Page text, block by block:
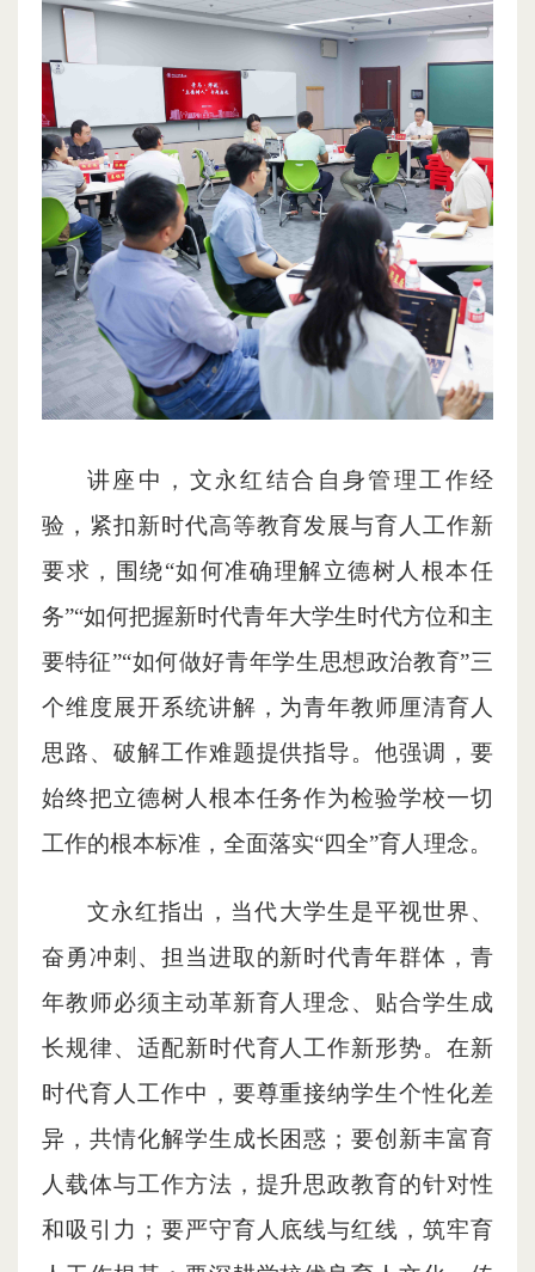
讲座中，文永红结合自身管理工作经
验，紧扣新时代高等教育发展与育人工作新
要求，围绕“如何准确理解立德树人根本任
务”“如何把握新时代青年大学生时代方位和主
要特征”“如何做好青年学生思想政治教育”三
个维度展开系统讲解，为青年教师厘清育人
思路、破解工作难题提供指导。他强调，要
始终把立德树人根本任务作为检验学校一切
工作的根本标准，全面落实“四全”育人理念。
文永红指出，当代大学生是平视世界、
奋勇冲刺、担当进取的新时代青年群体，青
年教师必须主动革新育人理念、贴合学生成
长规律、适配新时代育人工作新形势。在新
时代育人工作中，要尊重接纳学生个性化差
异，共情化解学生成长困惑；要创新丰富育
人载体与工作方法，提升思政教育的针对性
和吸引力；要严守育人底线与红线，筑牢育